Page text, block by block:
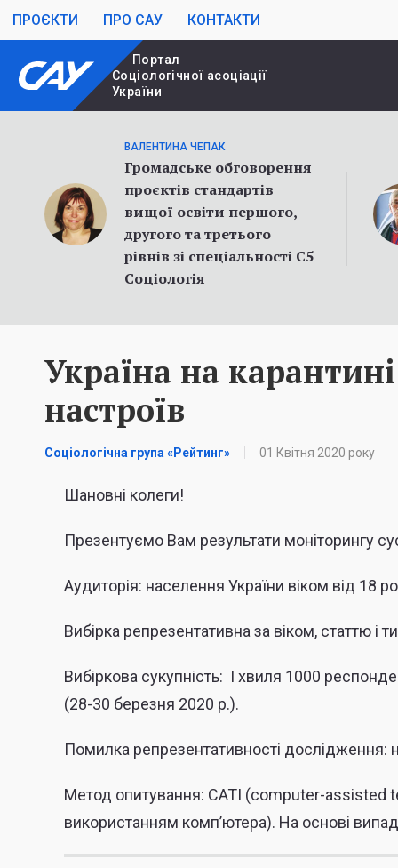
ПРОЄКТИ ПРО САУ КОНТАКТИ
Портал
Cоціологічної асоціації
України
ВАЛЕНТИНА ЧЕПАК
Громадське обговорення
проєктів стандартів
вищої освіти першого,
другого та третього
рівнів зі спеціальності С5
Соціологія
Україна на
настроїв
Соціологічна група «Рейтинг» 01 Квітня 2020 року
Шановні колеги!
Презентуємо Вам результати моніторингу
Аудиторія: населення України віком від 18
Вибірка репрезентативна за віком, статтю і
Вибіркова сукупність: I хвиля 1000
(28-30 березня 2020 р.).
Помилка репрезентативності дослідження:
Метод опитування: CATI (computer-assisted
використанням комп’ютера). На основі